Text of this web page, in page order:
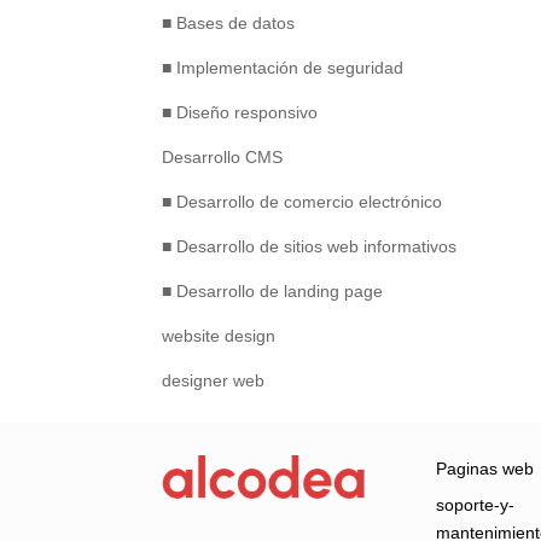
■ Bases de datos
■ Implementación de seguridad
■ Diseño responsivo
Desarrollo CMS
■ Desarrollo de comercio electrónico
■ Desarrollo de sitios web informativos
■ Desarrollo de landing page
website design
designer web
Paginas web
soporte-y-